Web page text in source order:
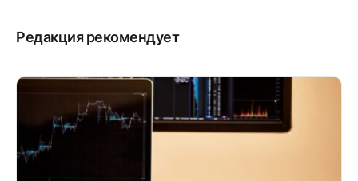
Редакция рекомендует